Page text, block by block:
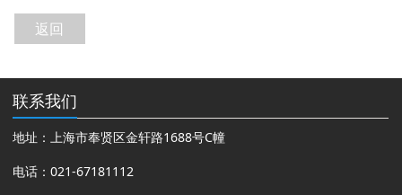
返回
联系我们
地址：上海市奉贤区金轩路1688号C幢
电话：021-67181112